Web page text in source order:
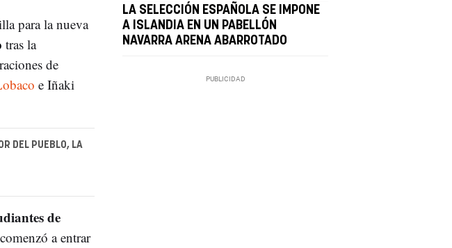
para la nueva
tras la
de
e Iñaki
DEL PUEBLO, LA
de
a entrar
LA SELECCIÓN ESPAÑOLA SE IMPONE
A ISLANDIA EN UN PABELLÓN
NAVARRA ARENA ABARROTADO